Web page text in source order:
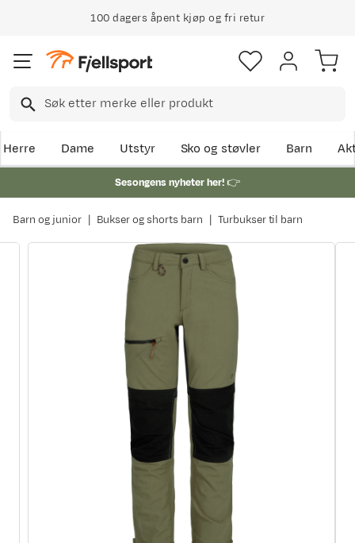
100 dagers åpent kjøp og fri retur
Herre Dame Utstyr Sko og støvler Barn
Sesongens nyheter her!👉
Barn og junior Bukser og shorts barn Turbukser til barn